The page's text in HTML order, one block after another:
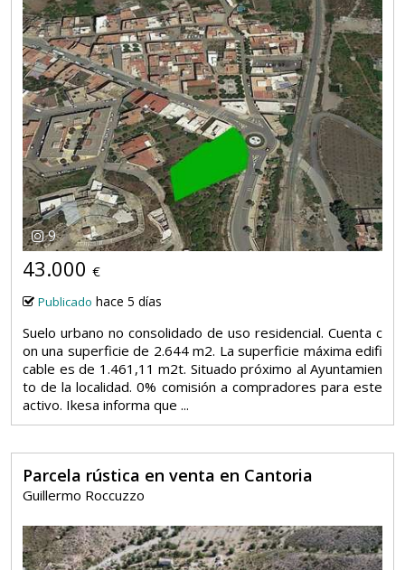
9
43.000 €
Publicado hace 5 días
Suelo urbano no consolidado de uso residencial. Cuenta c
on una superficie de 2.644 m2. La superficie máxima edifi
cable es de 1.461,11 m2t. Situado próximo al Ayuntamien
to de la localidad. 0% comisión a compradores para este
activo. Ikesa informa que ...
Parcela rústica en venta en Cantoria
Guillermo Roccuzzo